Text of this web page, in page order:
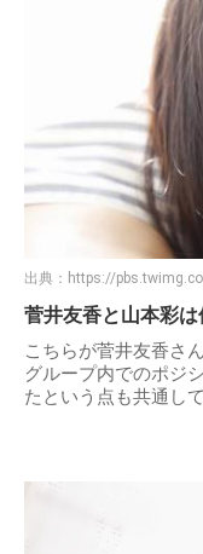
出典： https://
菅井友香と山本彩
こちらが菅井友香さ
グループ内でのポジ
たという点も共通し